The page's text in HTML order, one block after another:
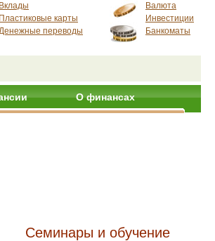
Вклады
Пластиковые карты
переводы
Валюта
Инвестиции
Банкоматы
О финансах
Семинары и обучение